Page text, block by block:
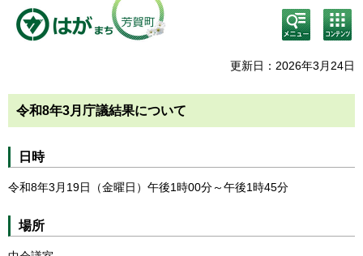
検
索・
メニ
コン
テン
ニュ
更新日：2026年3月24日
令和8年3月庁議結果について
日時
令和8年3月19日（金曜日）午後1時00分～午後1時45分
場所